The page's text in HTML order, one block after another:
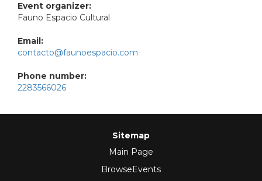
Event organizer:
Fauno Espacio Cultural
Email:
contacto@faunoespacio.com
Phone number:
2283566026
Sitemap
Main Page
BrowseEvents